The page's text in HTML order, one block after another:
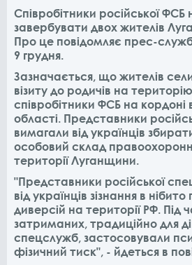
Співробітники російської
завербувати двох жителів
Про це повідомляє прес-
9 грудня.
Зазначається, що жителів
візиту до родичів на
співробітники ФСБ на кордоні
області. Представники
вимагали від українців
особовий склад
території Луганщини.
"Представники російської
від українців зізнання в нібито
диверсій на території РФ. Під
затриманих, традиційно для
спецслужб, застосовували
фізичний тиск", - йдеться в